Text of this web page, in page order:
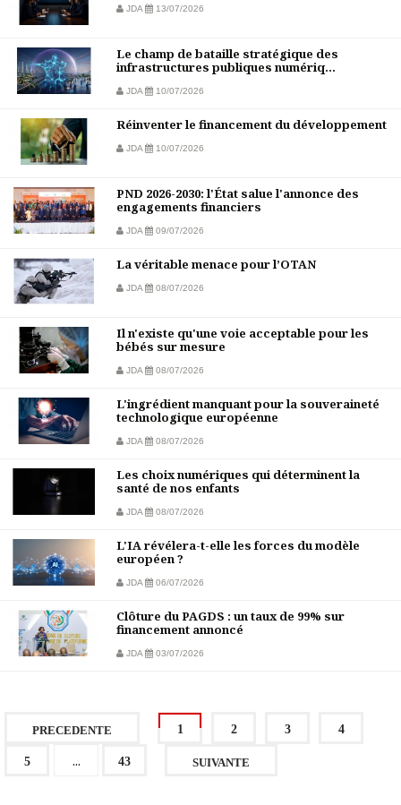
JDA 13/07/2026
Le champ de bataille stratégique des
infrastructures publiques numériq...
JDA 10/07/2026
Réinventer le financement du développement
JDA 10/07/2026
PND 2026-2030: l'État salue l'annonce des
engagements financiers
JDA 09/07/2026
La véritable menace pour l’OTAN
JDA 08/07/2026
Il n'existe qu'une voie acceptable pour les
bébés sur mesure
JDA 08/07/2026
L'ingrédient manquant pour la souveraineté
technologique européenne
JDA 08/07/2026
Les choix numériques qui déterminent la
santé de nos enfants
JDA 08/07/2026
L'IA révélera-t-elle les forces du modèle
européen ?
JDA 06/07/2026
Clôture du PAGDS : un taux de 99% sur
financement annoncé
JDA 03/07/2026
PRECEDENTE 1 2 3 4
5 ... 43 SUIVANTE